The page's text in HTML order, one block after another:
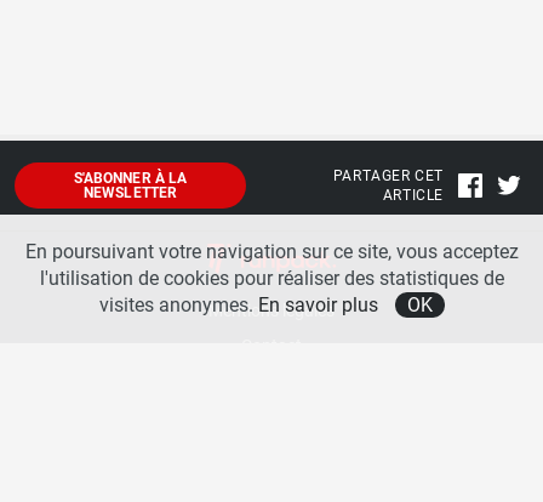
S'ABONNER À LA
NEWSLETTER
PARTAGER CET
ARTICLE
Mentions légales
En poursuivant votre navigation sur ce site, vous acceptez
l'utilisation de cookies pour réaliser des statistiques de
visites anonymes. En savoir plus OK